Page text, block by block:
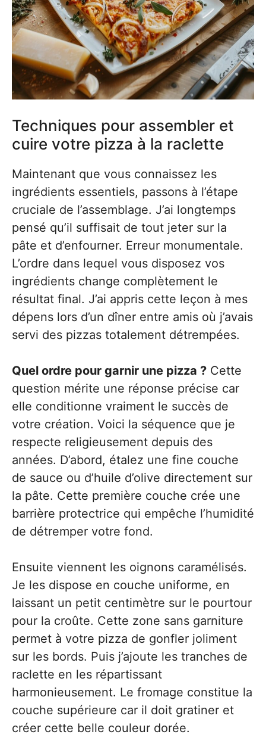
Techniques pour assembler et
cuire votre pizza à la raclette
Maintenant que vous connaissez les
ingrédients essentiels, passons à l’étape
cruciale de l’assemblage. J’ai longtemps
pensé qu’il suffisait de tout jeter sur la
pâte et d’enfourner. Erreur monumentale.
L’ordre dans lequel vous disposez vos
ingrédients change complètement le
résultat final. J’ai appris cette leçon à mes
dépens lors d’un dîner entre amis où j’avais
servi des pizzas totalement détrempées.
Quel ordre pour garnir une pizza ? Cette
question mérite une réponse précise car
elle conditionne vraiment le succès de
votre création. Voici la séquence que je
respecte religieusement depuis des
années. D’abord, étalez une fine couche
de sauce ou d’huile d’olive directement sur
la pâte. Cette première couche crée une
barrière protectrice qui empêche l’humidité
de détremper votre fond.
Ensuite viennent les oignons caramélisés.
Je les dispose en couche uniforme, en
laissant un petit centimètre sur le pourtour
pour la croûte. Cette zone sans garniture
permet à votre pizza de gonfler joliment
sur les bords. Puis j’ajoute les tranches de
raclette en les répartissant
harmonieusement. Le fromage constitue la
couche supérieure car il doit gratiner et
créer cette belle couleur dorée.